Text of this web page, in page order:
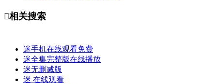
相关搜索
迷手机在线观看免费
迷全集完整版在线播放
迷无删减版
迷 在线观看